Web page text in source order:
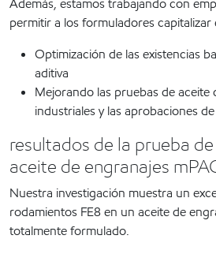
Además, estamos trabajando con
permitir a los formuladores capitalizar
Optimización de las existencias
aditiva
Mejorando las pruebas de aceite
industriales y las aprobaciones
resultados de la prueba
aceite de engranajes
Nuestra investigación muestra un
rodamientos FE8 en un aceite de
totalmente formulado.